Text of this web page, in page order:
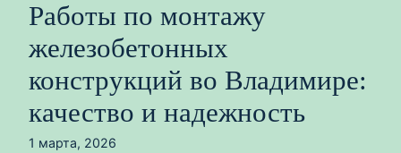
Работы по монтажу
железобетонных
конструкций во Владимире:
качество и надежность
1 марта, 2026